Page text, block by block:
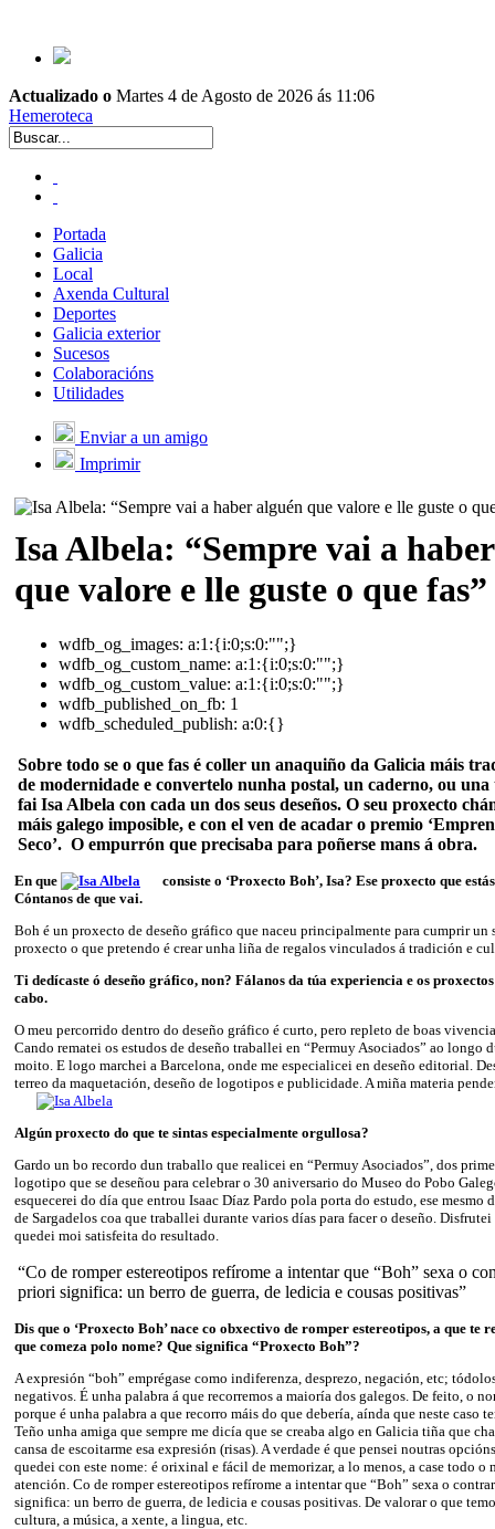
Actualizado o Martes 4 de Agosto de 2026 ás 11:06
Hemeroteca
Portada
Galicia
Local
Axenda Cultural
Deportes
Galicia exterior
Sucesos
Colaboracións
Utilidades
Enviar a un amigo
Imprimir
Isa Albela: “Sempre vai a
que valore e lle guste o que fas”
wdfb_og_images: a:1:{i:0;s:0:"";}
wdfb_og_custom_name: a:1:{i:0;s:0:"";}
wdfb_og_custom_value: a:1:{i:0;s:0:"";}
wdfb_published_on_fb: 1
wdfb_scheduled_publish: a:0:{}
Sobre todo se o que fas é coller un anaquiño da Galicia máis
de modernidade e convertelo nunha postal, un caderno, ou una
fai Isa Albela con cada un dos seus deseños. O seu proxecto
máis galego imposible, e con el ven de acadar o premio
Seco’. O empurrón que precisaba para poñerse mans á obra.
En que
consiste o ‘Proxecto Boh’, Isa? Ese proxecto que
Cóntanos de que vai.
Boh é un proxecto de deseño gráfico que naceu principalmente para cumprir un
proxecto o que pretendo é crear unha liña de regalos vinculados á tradición e
Ti dedícaste ó deseño gráfico, non? Fálanos da túa experiencia e os
cabo.
O meu percorrido dentro do deseño gráfico é curto, pero repleto de boas
Cando rematei os estudos de deseño traballei en “Permuy Asociados” ao longo
moito. E logo marchei a Barcelona, onde me especialicei en deseño editorial.
terreo da maquetación, deseño de logotipos e publicidade. A miña materia
Algún proxecto do que te sintas especialmente orgullosa?
Gardo un bo recordo dun traballo que realicei en “Permuy Asociados”, dos
logotipo que se deseñou para celebrar o 30 aniversario do Museo do Pobo
esquecerei do día que entrou Isaac Díaz Pardo pola porta do estudo, ese mesmo
de Sargadelos coa que traballei durante varios días para facer o deseño.
quedei moi satisfeita do resultado.
“Co de romper estereotipos refírome a intentar que “Boh” sexa o
priori significa: un berro de guerra, de ledicia e cousas positivas”
Dis que o ‘Proxecto Boh’ nace co obxectivo de romper estereotipos, a que te
que comeza polo nome? Que significa “Proxecto Boh”?
A expresión “boh” emprégase como indiferenza, desprezo, negación, etc;
negativos. É unha palabra á que recorremos a maioría dos galegos. De feito, o
porque é unha palabra a que recorro máis do que debería, aínda que neste caso
Teño unha amiga que sempre me dicía que se creaba algo en Galicia tiña que
cansa de escoitarme esa expresión (risas). A verdade é que pensei noutras
quedei con este nome: é orixinal e fácil de memorizar, a lo menos, a case todo o
atención. Co de romper estereotipos refírome a intentar que “Boh” sexa o
significa: un berro de guerra, de ledicia e cousas positivas. De valorar o que
cultura, a música, a xente, a lingua, etc.